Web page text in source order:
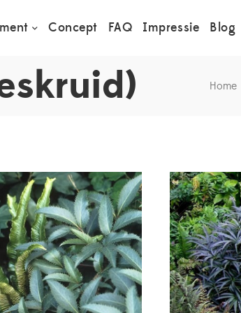
Concept FAQ Impressie Blog
Home